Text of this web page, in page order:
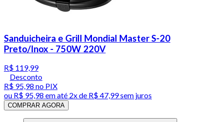
Sanduicheira e Grill Mondial Master S-20
Preto/Inox - 750W 220V
R$ 119,99
Desconto
R$ 95,98 no PIX
ou R$ 95,98 em até 2x de R$ 47,99 sem juros
COMPRAR AGORA